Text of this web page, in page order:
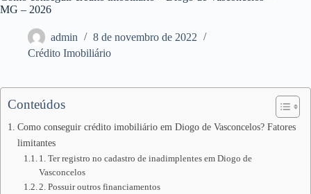
MG – 2026
admin
8 de novembro de 2022
Crédito Imobiliário
Conteúdos
Como conseguir crédito imobiliário em Diogo de Vasconcelos? Fatores
limitantes
1. Ter registro no cadastro de inadimplentes em Diogo de
Vasconcelos
2. Possuir outros financiamentos